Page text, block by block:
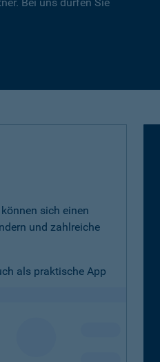
sich einen
und zahlreiche
als praktische App